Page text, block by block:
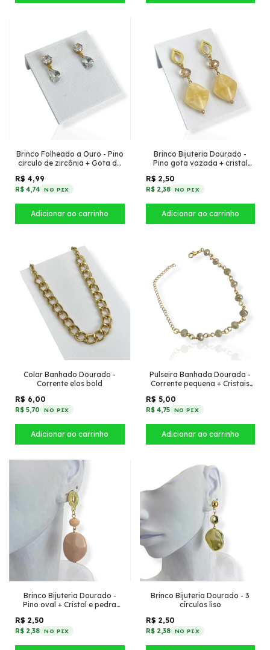
Brinco Folheado a Ouro - Pino
circulo de zircônia + Gota de
R$ 4,99
R$ 4,74 NO PIX
Brinco Bijuteria Dourado -
Pino gota vazada + cristal
R$ 2,50
R$ 2,38 NO PIX
Colar Banhado Dourado -
Corrente elos bold
R$ 6,00
R$ 5,70 NO PIX
Pulseira Banhada Dourada -
Corrente pequena + Cristais
R$ 5,00
R$ 4,75 NO PIX
Brinco Bijuteria Dourado -
Pino oval + Cristal e pedra
R$ 2,50
R$ 2,38 NO PIX
Brinco Bijuteria Dourado - 3
círculos liso
R$ 2,50
R$ 2,38 NO PIX